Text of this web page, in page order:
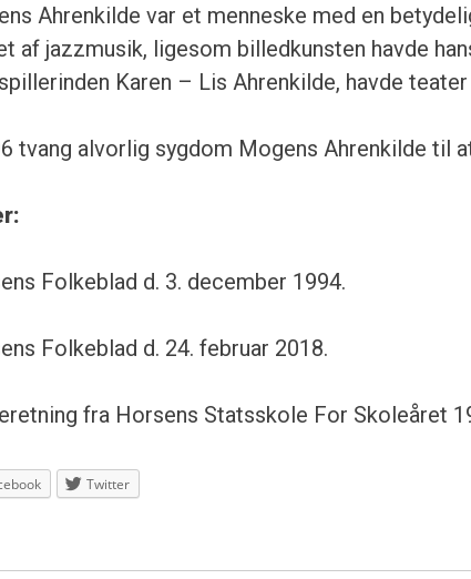
Ahrenkilde var et menneske med en
af jazzmusik, ligesom billedkunsten havde
Karen – Lis Ahrenkilde, havde
tvang alvorlig sygdom Mogens Ahrenkilde til
Folkeblad d. 3. december 1994.
Folkeblad d. 24. februar 2018.
fra Horsens Statsskole For Skoleåret
Twitter